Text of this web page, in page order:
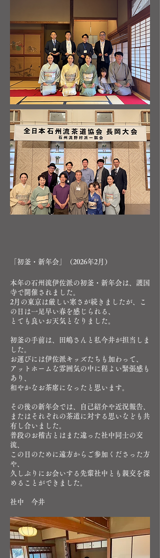
​​「初釜・新年会」（2026年2月）
​本年の石州流伊佐派の初釜・新年会は、護国
寺で開催されました。
2月の東京は厳しい寒さが続きましたが、こ
の日は一足早い春を感じられる、
とても良いお天気となりました。
初釜の手前は、田嶋さんと私今井が担当しま
した。
お運びには伊佐派キッズたちも加わって、
アットホームな雰囲気の中に程よい緊張感も
あり、
和やかなお茶席になったと思います。
その後の新年会では、自己紹介や近況報告、
またはそれぞれの茶道に対する思いなども共
有し合いました。
普段のお稽古とはまた違った社中同士の交
流、
この日のために遠方からご参加くださった方
や、
久しぶりにお会いする先輩社中とも親交を深
めることができました。
社中 今井